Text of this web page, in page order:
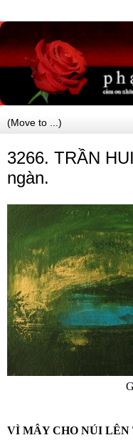
3266. TRẦN
ngàn.
VÌ MÂY CHO NÚI LÊN